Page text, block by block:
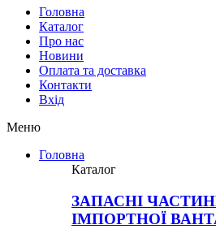
Головна
Каталог
Про нас
Новини
Оплата та доставка
Контакти
Вхiд
Меню
Головна
Каталог
ЗАПАСНІ
ІМПОРТНОЇ